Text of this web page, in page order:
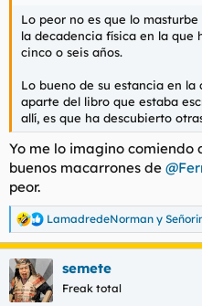
Lo peor no es que lo
la decadencia física en la que
cinco o seis años.
Lo bueno de su estancia en la
aparte del libro que estaba
allí, es que ha descubierto
Yo me lo imagino comiendo
buenos macarrones de
peor.
R
e
a
c
c
i
LamadredeNorman y
semete
Freak total